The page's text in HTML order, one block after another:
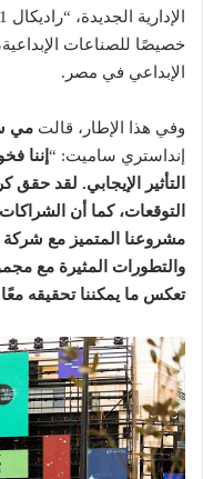
خصيصًا للصناعات
الإبداعي في مصر.
وفي هذا الإطار، قالت مي
إنداستري ساميت: “
التأثير الإيجابي. لقد
التوقعات، كما أن
مشروعنا المتميز مع شركة
والتطورات المثيرة مع
تعكس ما يمكننا تحقيقه